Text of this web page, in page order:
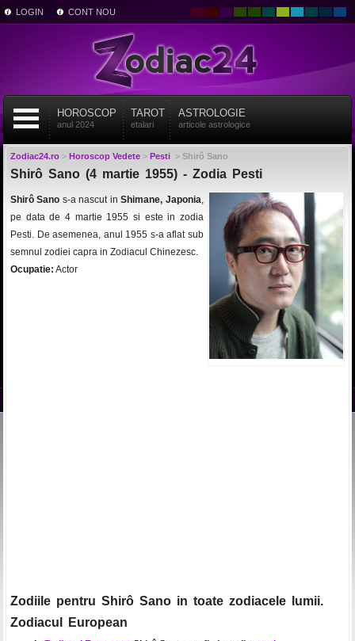
LOGIN CONT NOU
HOROSCOP
anul 2024
TAROT
etalari
ASTROLOGIE
articole astrologice
Zodiac24.ro> Horoscop Vedete> Pesti> Shirô Sano
Shirô Sano (4 martie 1955) - Zodia Pesti
Shirô Sano s-a nascut inShimane, Japonia,
pe data de 4 martie 1955 si este in zodia
Pesti. De asemenea, anul 1955 s-a aflat sub
semnul zodiei capra in Zodiacul Chinezesc.
Ocupatie: Actor
Zodiile pentru Shirô Sano in toate zodiacele lumii.
Zodiacul European